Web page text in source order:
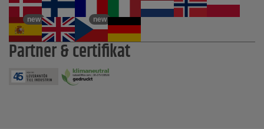
new new
Partner & certifikat